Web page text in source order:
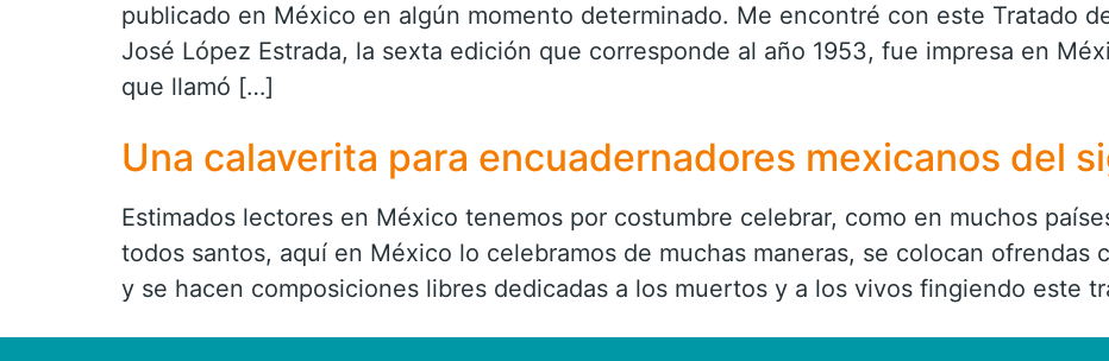
publicado en México en algún momento determinado. Me encontré con este Tratado
José López Estrada, la sexta edición que corresponde al año 1953, fue impresa en
que llamó […]
Una calaverita para encuadernadores mexicanos del
Estimados lectores en México tenemos por costumbre celebrar, como en muchos
todos santos, aquí en México lo celebramos de muchas maneras, se colocan ofrendas
y se hacen composiciones libres dedicadas a los muertos y a los vivos fingiendo este